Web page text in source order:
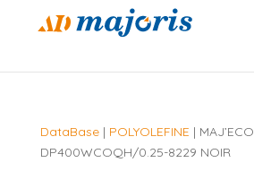
DataBase| POLYOLEFINE | MAJ’ECO
DP400WCOQH/0.25-8229 NOIR